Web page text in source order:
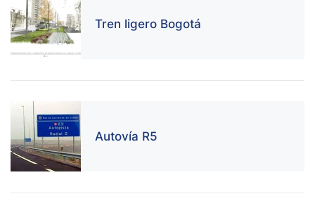
Tren ligero Bogotá
Autovía R5